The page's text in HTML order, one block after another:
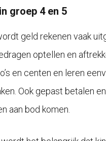
groep 4 en 5
geld rekenen vaak
optellen en
en centen en leren
Ook gepast betalen en
aan bod komen.